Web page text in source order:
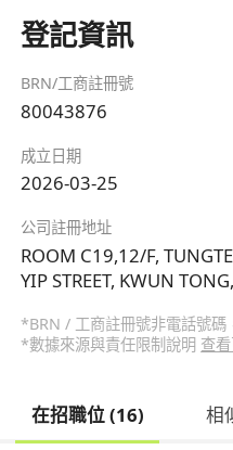
登記資訊
BRN/工商註冊號
80043876
成立日期
2026-03-25
公司註冊地址
ROOM C19,12/F,
YIP STREET, KWUN
*BRN / 工商註冊號非電話號碼
*數據來源與責任限制說明 查
在招職位 (16) 相